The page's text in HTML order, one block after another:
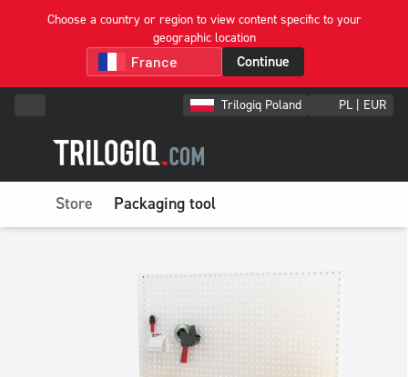
Choose a country or region to view content specific to your
geographic location
Continue
Trilogiq Poland PL | EUR
Store Packaging tool